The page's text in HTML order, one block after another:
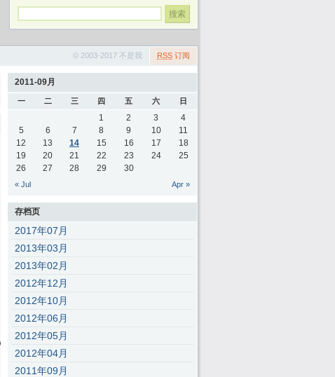
RSS 订阅
© 2003-2017 不是我
2011-09月
一 二 三 四 五 六 日
« Jul Apr »
1 2 3
4
5
6 7 8 9 10
11
12
13 14 15 16 17
18
19
20 21 22 23 24
25
26
27 28 29 30
存档页
2017年07月
2013年03月
2013年02月
2012年12月
2012年10月
2012年06月
2012年05月
2012年04月
2011年09月